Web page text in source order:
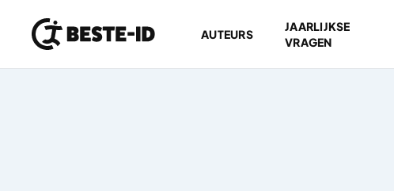
Ga naar inhoud
AUTEURS
JAARLIJKSE
VRAGEN